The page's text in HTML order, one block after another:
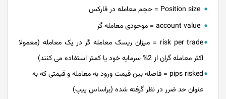
Position size = حجم معامله در فارکس
account value = موجودی معامله گر
risk per trade = میزان ریسک معامله گر در یک معامله (معمولا
اکثر معامله گران از 2% سرمایه خود یا کمتر استفاده می کنند)
pips risked = فاصله بین قیمت ورود به معامله و قیمتی که به
عنوان حد ضرر در نظر گرفته شده (براساس پیپ)